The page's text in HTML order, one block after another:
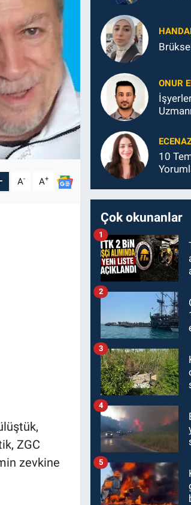
A- A+
ZGC
zevkine
ONUR
10
Çok okunanlar
1
2
3
4
5